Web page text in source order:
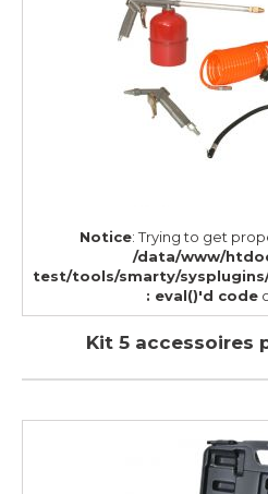
Notice: Trying to get
/data/www/
test/tools/smarty/
: eval()'d code
Kit 5 accessoires